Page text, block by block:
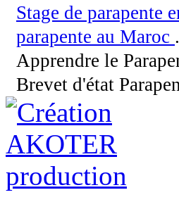
Stage de parapente
parapente au Maroc
Apprendre le
Brevet d'état